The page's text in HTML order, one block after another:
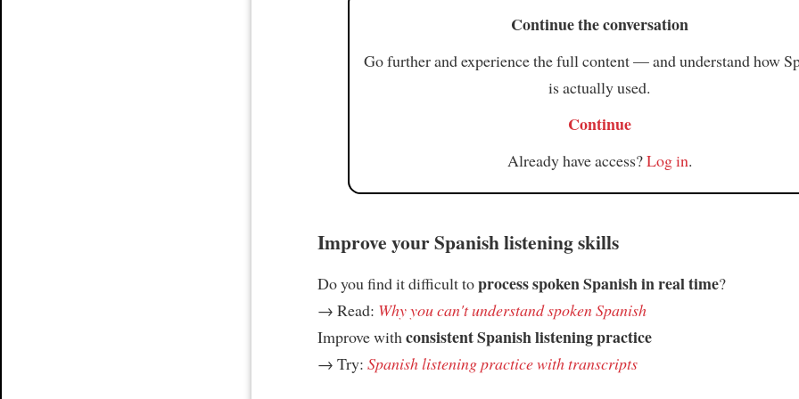
Continue the conversation
Go further and experience the full content — and understand how
is actually used.
Continue
Already have access?Log in.
Improve your Spanish listening skills
Do you find it difficult toprocess spoken Spanish in real time?
→ Read: Why you can't understand spoken Spanish
Improve withconsistent Spanish listening practice
→ Try: Spanish listening practice with transcripts